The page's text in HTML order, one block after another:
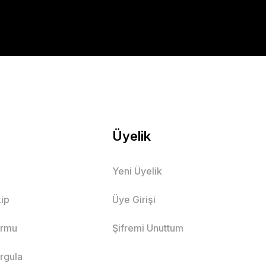
Üyelik
Yeni Üyelik
Üye Girişi
Şifremi Unuttum